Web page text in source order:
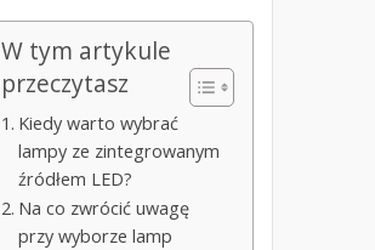
W tym artykule
przeczytasz
Kiedy warto wybrać
lampy ze zintegrowanym
źródłem LED?
Na co zwrócić uwagę
przy wyborze lamp